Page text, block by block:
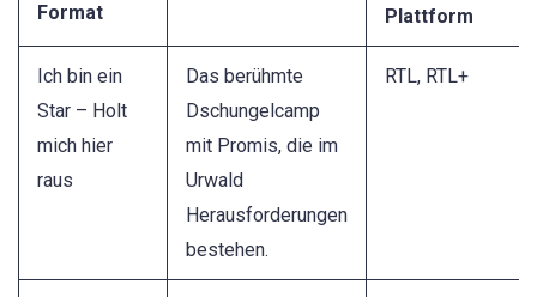
Format
Plattform
Ich bin ein
Star – Holt
mich hier
raus
Das berühmte
Dschungelcamp
mit Promis, die im
Urwald
Herausforderungen
bestehen.
RTL, RTL+